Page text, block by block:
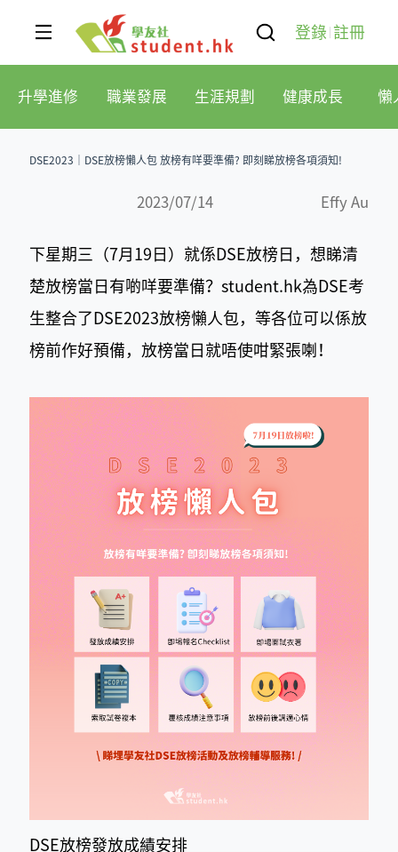
登錄 註冊
升學進修 職業發展 生涯規劃 健康成長 懶
DSE2023｜DSE放榜懶人包 放榜有咩要準備? 即刻睇放榜各項須知!
2023/07/14 Effy Au
下星期三（7月19日）就係DSE放榜日，想睇清
楚放榜當日有啲咩要準備？student.hk為DSE考
生整合了DSE2023放榜懶人包，等各位可以係放
榜前作好預備，放榜當日就唔使咁緊張喇！
DSE放榜發放成績安排